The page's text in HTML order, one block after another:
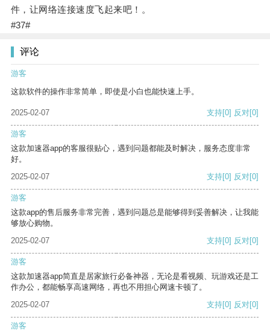
件，让网络连接速度飞起来吧！。
#37#
评论
游客
这款软件的操作非常简单，即使是小白也能快速上手。
2025-02-07 支持[0] 反对[0]
游客
这款加速器app的客服很贴心，遇到问题都能及时解决，服务态度非常
好。
2025-02-07
支持[0] 反对[0]
游客
这款app的售后服务非常完善，遇到问题总是能够得到妥善解决，让我能
够放心购物。
2025-02-07
支持[0] 反对[0]
游客
这款加速器app简直是居家旅行必备神器，无论是看视频、玩游戏还是工
作办公，都能畅享高速网络，再也不用担心网速卡顿了。
2025-02-07
支持[0] 反对[0]
游客